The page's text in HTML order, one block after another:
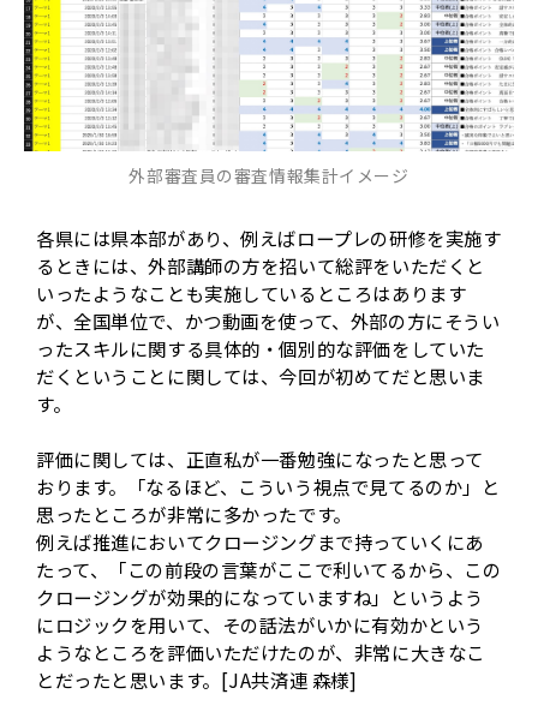
外部審査員の審査情報集計イメージ
各県には県本部があり、例えばロープレの研修を実施す
るときには、外部講師の方を招いて総評をいただくと
いったようなことも実施しているところはあります
が、全国単位で、かつ動画を使って、外部の方にそうい
ったスキルに関する具体的・個別的な評価をしていた
だくということに関しては、今回が初めてだと思いま
す。
評価に関しては、正直私が一番勉強になったと思って
おります。「なるほど、こういう視点で見てるのか」と
思ったところが非常に多かったです。
例えば推進においてクロージングまで持っていくにあ
たって、「この前段の言葉がここで利いてるから、この
クロージングが効果的になっていますね」というよう
にロジックを用いて、その話法がいかに有効かという
ようなところを評価いただけたのが、非常に大きなこ
とだったと思います。[JA共済連 森様]